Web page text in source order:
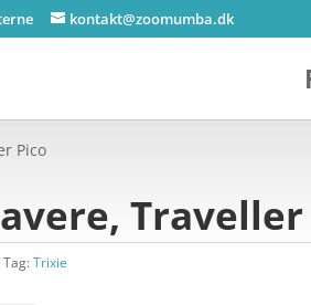
kontakt@zoomumba.dk
Pico
Traveller
Tag:Trixie